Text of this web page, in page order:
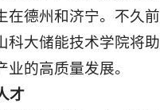
在德州和济宁。不久
科大储能技术学院将
的高质量发展。
才